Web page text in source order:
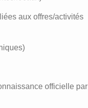
aux offres/activités
officielle par